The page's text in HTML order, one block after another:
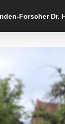
Forscher Dr.